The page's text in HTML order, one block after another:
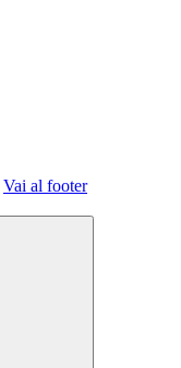
Vai al footer